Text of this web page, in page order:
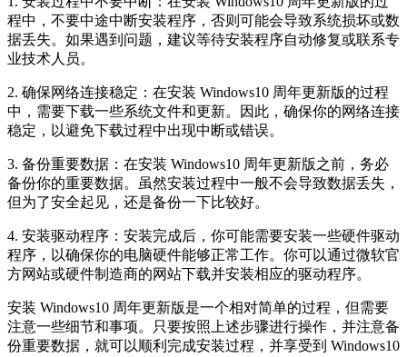
程中，不要中途中断安装程序，否则可能会导致系统损坏或数
据丢失。如果遇到问题，建议等待安装程序自动修复或联系专
业技术人员。
2. 确保网络连接稳定：在安装 Windows10 周年更新版的过程
中，需要下载一些系统文件和更新。因此，确保你的网络连接
稳定，以避免下载过程中出现中断或错误。
3. 备份重要数据：在安装 Windows10 周年更新版之前，务必
备份你的重要数据。虽然安装过程中一般不会导致数据丢失，
但为了安全起见，还是备份一下比较好。
4. 安装驱动程序：安装完成后，你可能需要安装一些硬件驱动
程序，以确保你的电脑硬件能够正常工作。你可以通过微软官
方网站或硬件制造商的网站下载并安装相应的驱动程序。
安装 Windows10 周年更新版是一个相对简单的过程，但需要
注意一些细节和事项。只要按照上述步骤进行操作，并注意备
份重要数据，就可以顺利完成安装过程，并享受到 Windows10